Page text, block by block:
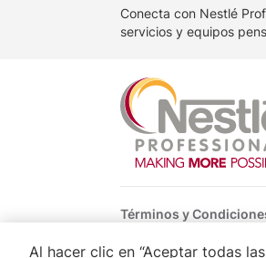
Conecta con Nestlé
servicios y equipos
Footer
Términos y
Al hacer clic en “Aceptar todas